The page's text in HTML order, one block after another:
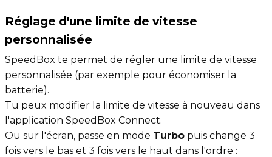
Réglage d'une limite de vitesse
personnalisée
SpeedBox te permet de régler une limite de vitesse
personnalisée (par exemple pour économiser la
batterie).
Tu peux modifier la limite de vitesse à nouveau dans
l'application SpeedBox Connect.
Ou sur l'écran, passe en mode Turbo puis change 3
fois vers le bas et 3 fois vers le haut dans l'ordre :